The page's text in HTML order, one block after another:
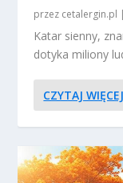
przez cetalergin.pl |
Katar sienny,
dotyka miliony
CZYTAJ WIĘCEJ